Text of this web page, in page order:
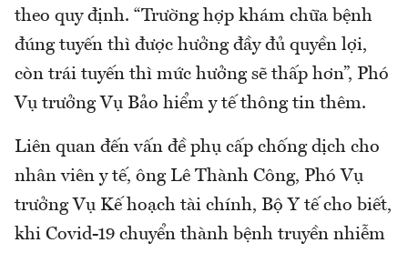
theo quy định. “Trường hợp khám chữa bệnh
đúng tuyến thì được hưởng đầy đủ quyền lợi,
còn trái tuyến thì mức hưởng sẽ thấp hơn”, Phó
Vụ trưởng Vụ Bảo hiểm y tế thông tin thêm.
Liên quan đến vấn đề phụ cấp chống dịch cho
nhân viên y tế, ông Lê Thành Công, Phó Vụ
trưởng Vụ Kế hoạch tài chính, Bộ Y tế cho biết,
khi Covid-19 chuyển thành bệnh truyền nhiễm